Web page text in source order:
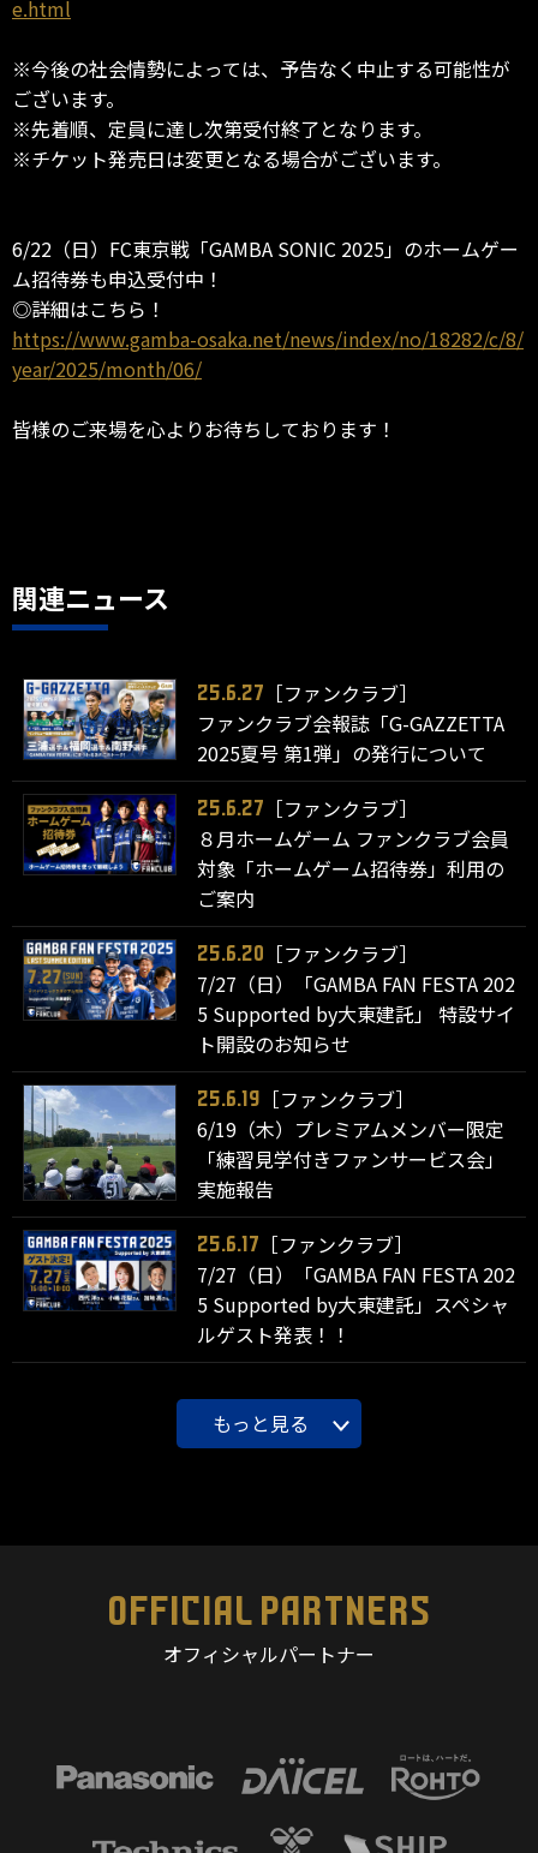
e.html
※今後の社会情勢によっては、予告なく中止する可能性が
ございます。
※先着順、定員に達し次第受付終了となります。
※チケット発売日は変更となる場合がございます。
6/22（日）FC東京戦「GAMBA SONIC 2025」のホームゲー
ム招待券も申込受付中！
◎詳細はこちら！
https://www.gamba-osaka.net/news/index/no/18282/c/8/
year/2025/month/06/
皆様のご来場を心よりお待ちしております！
関連ニュース
25.6.27
［ファンクラブ］
ファンクラブ会報誌「G-GAZZETTA
2025夏号 第1弾」の発行について
25.6.27
［ファンクラブ］
８月ホームゲーム ファンクラブ会員
対象「ホームゲーム招待券」利用の
ご案内
25.6.20
［ファンクラブ］
7/27（日）「GAMBA FAN FESTA 202
5 Supported by大東建託」 特設サイ
ト開設のお知らせ
25.6.19
［ファンクラブ］
6/19（木）プレミアムメンバー限定
「練習見学付きファンサービス会」
実施報告
25.6.17
［ファンクラブ］
7/27（日）「GAMBA FAN FESTA 202
5 Supported by大東建託」スペシャ
ルゲスト発表！！
もっと見る
OFFICIAL PARTNERS
オフィシャルパートナー